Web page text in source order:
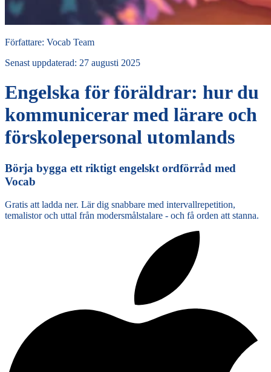
Författare: Vocab Team
Senast uppdaterad: 27 augusti 2025
Engelska för föräldrar: hur du
kommunicerar med lärare och
förskolepersonal utomlands
Börja bygga ett riktigt engelskt ordförråd med
Vocab
Gratis att ladda ner. Lär dig snabbare med intervallrepetition,
temalistor och uttal från modersmålstalare - och få orden att stanna.